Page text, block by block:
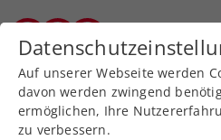
Zurück zur
Rollstuhltennis
Auf unserer Webseite werden
davon werden zwingend
ermöglichen, Ihre
zu verbessern.